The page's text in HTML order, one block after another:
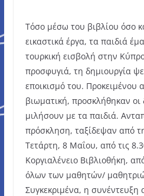
Τόσο μέσω του βιβλίου όσο
εικαστικά έργα, τα παιδιά
τουρκική εισβολή στην
προσφυγιά, τη δημιουργία
εποικισμό του. Προκειμένου
βιωματική, προσκλήθηκαν οι
μιλήσουν με τα παιδιά.
πρόσκληση, ταξίδεψαν από
Τετάρτη, 8 Μαΐου, από τις
Κοργιαλένειο Βιβλιοθήκη,
όλων των μαθητών/
Συγκεκριμένα, η συνέντευξη